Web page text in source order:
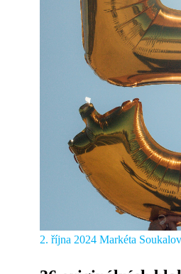
2. října 2024 Markéta